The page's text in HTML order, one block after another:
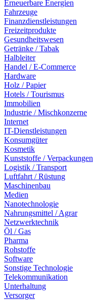
Erneuerbare Energien
Fahrzeuge
Finanzdienstleistungen
Freizeitprodukte
Gesundheitswesen
Getränke / Tabak
Halbleiter
Handel / E-Commerce
Hardware
Holz / Papier
Hotels / Tourismus
Immobilien
Industrie / Mischkonzerne
Internet
IT-Dienstleistungen
Konsumgüter
Kosmetik
Kunststoffe / Verpackungen
Logistik / Transport
Luftfahrt / Rüstung
Maschinenbau
Medien
Nanotechnologie
Nahrungsmittel / Agrar
Netzwerktechnik
Öl / Gas
Pharma
Rohstoffe
Software
Sonstige Technologie
Telekommunikation
Unterhaltung
Versorger